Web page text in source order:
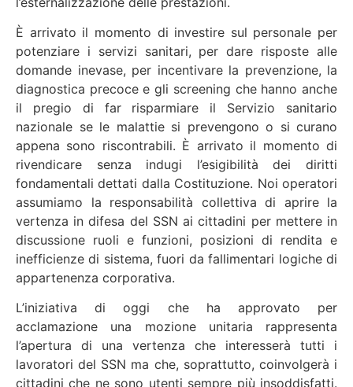
È arrivato il momento di investire sul personale per
potenziare i servizi sanitari, per dare risposte alle
domande inevase, per incentivare la prevenzione, la
diagnostica precoce e gli screening che hanno anche
il pregio di far risparmiare il Servizio sanitario
nazionale se le malattie si prevengono o si curano
appena sono riscontrabili. È arrivato il momento di
rivendicare senza indugi l’esigibilità dei diritti
fondamentali dettati dalla Costituzione. Noi operatori
assumiamo la responsabilità collettiva di aprire la
vertenza in difesa del SSN ai cittadini per mettere in
discussione ruoli e funzioni, posizioni di rendita e
inefficienze di sistema, fuori da fallimentari logiche di
appartenenza corporativa.
L’iniziativa di oggi che ha approvato per
acclamazione una mozione unitaria rappresenta
l’apertura di una vertenza che interesserà tutti i
lavoratori del SSN ma che, soprattutto, coinvolgerà i
cittadini che ne sono utenti sempre più insoddisfatti.